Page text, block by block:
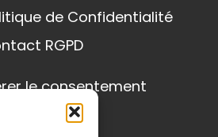
de Confidentialité
RGPD
le consentement